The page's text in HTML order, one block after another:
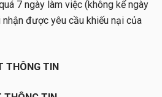
7 ngày làm việc (không kể ngày
được yêu cầu khiếu nại của
THÔNG TIN